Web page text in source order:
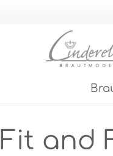
Fit and